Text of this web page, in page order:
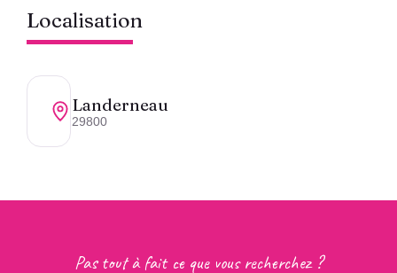
Localisation
Landerneau
29800
Pas tout à fait ce que vous recherchez ?